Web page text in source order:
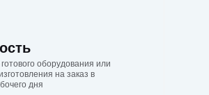
оборудования или
на заказ в
дня